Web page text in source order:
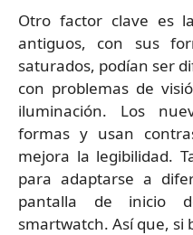
Otro factor clave es
antiguos, con sus
saturados, podían ser
con problemas de
iluminación. Los
formas y usan
mejora la legibilidad.
para adaptarse a
pantalla de inicio
smartwatch. Así que, si